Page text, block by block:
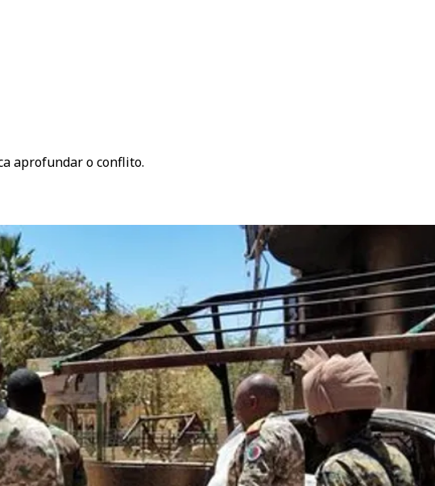
aprofundar o conflito.